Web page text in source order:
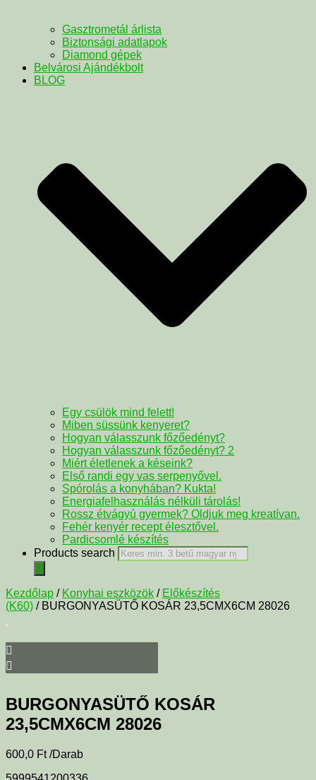
Gasztrometál árlista
Biztonsági adatlapok
Diamond gépek
Belvárosi Ajándékbolt
BLOG
Egy csülök mind felett!
Miben süssünk kenyeret?
Hogyan válasszunk főzőedényt?
Hogyan válasszunk főzőedényt? 2
Miért életlenek a késeink?
Első randi egy vas serpenyővel.
Spórolás a konyhában? Kukta!
Energiafelhasználás nélküli tárolás!
Rossz étvágyú gyermek? Oldjuk meg kreatívan.
Fehér kenyér recept élesztővel.
Pardicsomlé készítés
Products search
Kezdőlap / Konyhai eszközök / Előkészítés
(K60) / BURGONYASÜTŐ KOSÁR 23,5CMX6CM 28026
BURGONYASÜTŐ KOSÁR
23,5CMX6CM 28026
600,0 Ft /Darab